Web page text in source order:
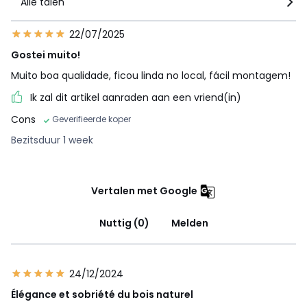
22/07/2025
Gostei muito!
Muito boa qualidade, ficou linda no local, fácil montagem!
Ik zal dit artikel aanraden aan een vriend(in)
Cons
Geverifieerde koper
Bezitsduur 1 week
Vertalen met Google
Nuttig (0) Melden
24/12/2024
Élégance et sobriété du bois naturel